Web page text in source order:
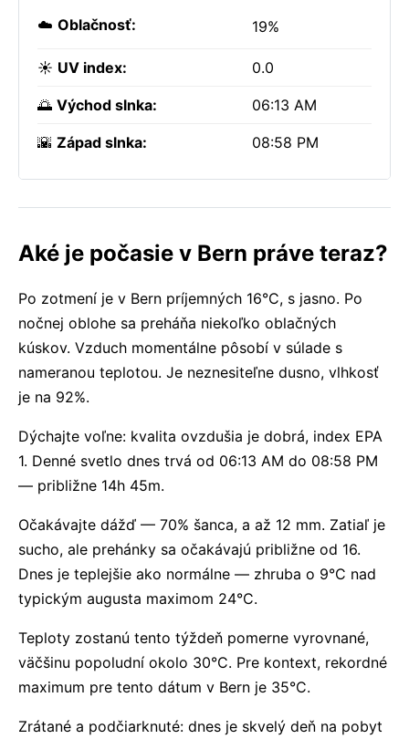
☁️ Oblačnosť: 19%
☀️ UV index: 0.0
🌅 Východ slnka: 06:13 AM
🌇 Západ slnka: 08:58 PM
Aké je počasie v Bern práve teraz?
Po zotmení je v Bern príjemných 16°C, s jasno. Po
nočnej oblohe sa preháňa niekoľko oblačných
kúskov. Vzduch momentálne pôsobí v súlade s
nameranou teplotou. Je neznesiteľne dusno, vlhkosť
je na 92%.
Dýchajte voľne: kvalita ovzdušia je dobrá, index EPA
1. Denné svetlo dnes trvá od 06:13 AM do 08:58 PM
— približne 14h 45m.
Očakávajte dážď — 70% šanca, a až 12 mm. Zatiaľ je
sucho, ale prehánky sa očakávajú približne od 16.
Dnes je teplejšie ako normálne — zhruba o 9°C nad
typickým augusta maximom 24°C.
Teploty zostanú tento týždeň pomerne vyrovnané,
väčšinu popoludní okolo 30°C. Pre kontext, rekordné
maximum pre tento dátum v Bern je 35°C.
Zrátané a podčiarknuté: dnes je skvelý deň na pobyt